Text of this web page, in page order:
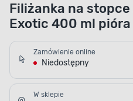
Filiżanka na
Exotic 400 ml
Zamówienie online
Niedostępny
W sklepie